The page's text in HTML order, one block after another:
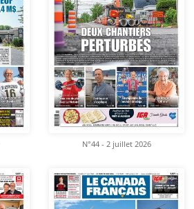
N°44 - 2 juillet 2026